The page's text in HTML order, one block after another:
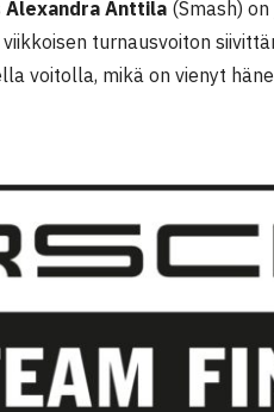
Alexandra Anttila (Smash)
turnausvoiton
voitolla, mikä on vienyt